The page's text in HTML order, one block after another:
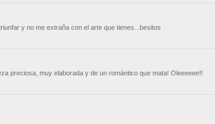
y no me extraña con el arte que tienes...besitos
preciosa, muy elaborada y de un romántico que mata! Oleeeeee!!